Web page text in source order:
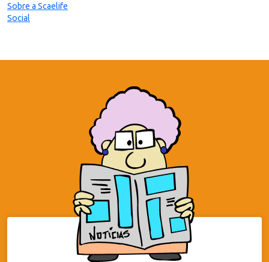
Sobre a Scaelife
Social